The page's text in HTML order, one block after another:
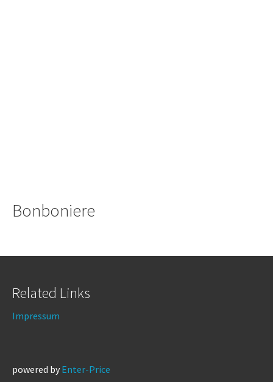
Bonboniere
Related Links
Impressum
powered by Enter-Price